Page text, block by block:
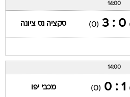
14:00
0 : 3
(0) סקציה נס ציונה
14:00
1 : 0
(0) מכבי יפו